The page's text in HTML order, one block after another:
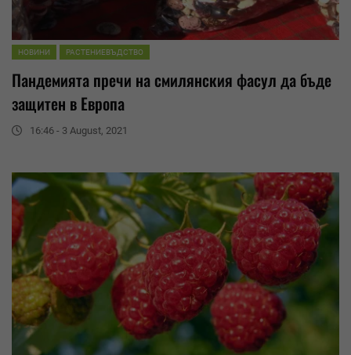
НОВИНИ РАСТЕНИЕВЪДСТВО
Пандемията пречи на смилянския фасул да бъде
защитен в Европа
16:46 - 3 August, 2021